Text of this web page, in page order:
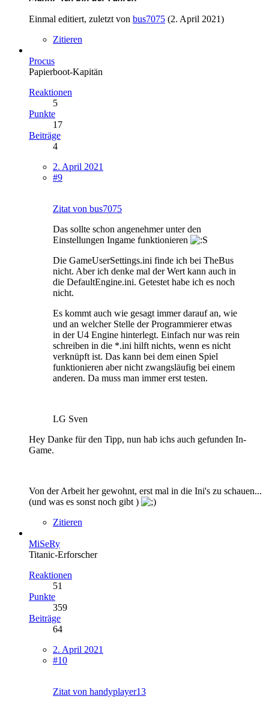
Einmal editiert, zuletzt von bus7075 (2. April 2021)
Zitieren
Procus
Papierboot-Kapitän
Reaktionen
5
Punkte
17
Beiträge
4
2. April 2021
#9
Zitat von bus7075
Das sollte schon angenehmer unter den
Einstellungen Ingame funktionieren
Die GameUserSettings.ini finde ich bei TheBus
nicht. Aber ich denke mal der Wert kann auch in
die DefaultEngine.ini. Getestet habe ich es noch
nicht.
Es kommt auch wie gesagt immer darauf an, wie
und an welcher Stelle der Programmierer etwas
in der U4 Engine hinterlegt. Einfach nur was rein
schreiben in die *.ini hilft nichts, wenn es nicht
verknüpft ist. Das kann bei dem einen Spiel
funktionieren aber nicht zwangsläufig bei einem
anderen. Da muss man immer erst testen.
LG Sven
Hey Danke für den Tipp, nun hab ichs auch gefunden In-
Game.
Von der Arbeit her gewohnt, erst mal in die Ini's zu schauen...
(und was es sonst noch gibt )
Zitieren
MiSeRy
Titanic-Erforscher
Reaktionen
51
Punkte
359
Beiträge
64
2. April 2021
#10
Zitat von handyplayer13